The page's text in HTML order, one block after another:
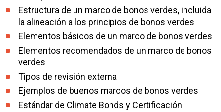
Estructura de un marco de bonos verdes, incluida
la alineación a los principios de bonos verdes
Elementos básicos de un marco de bonos verdes
Elementos recomendados de un marco de bonos
verdes
Tipos de revisión externa
Ejemplos de buenos marcos de bonos verdes
Estándar de Climate Bonds y Certificación